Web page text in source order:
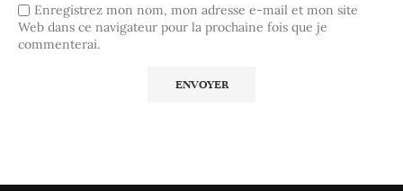
Enregistrez mon nom, mon adresse e-mail et mon site
Web dans ce navigateur pour la prochaine fois que je
commenterai.